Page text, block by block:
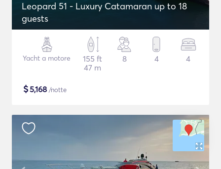
Leopard 51 - Luxury Catamaran up to 18
guests
Yacht a motore
155 ft
47 m
8 4 4
$5,168 /notte